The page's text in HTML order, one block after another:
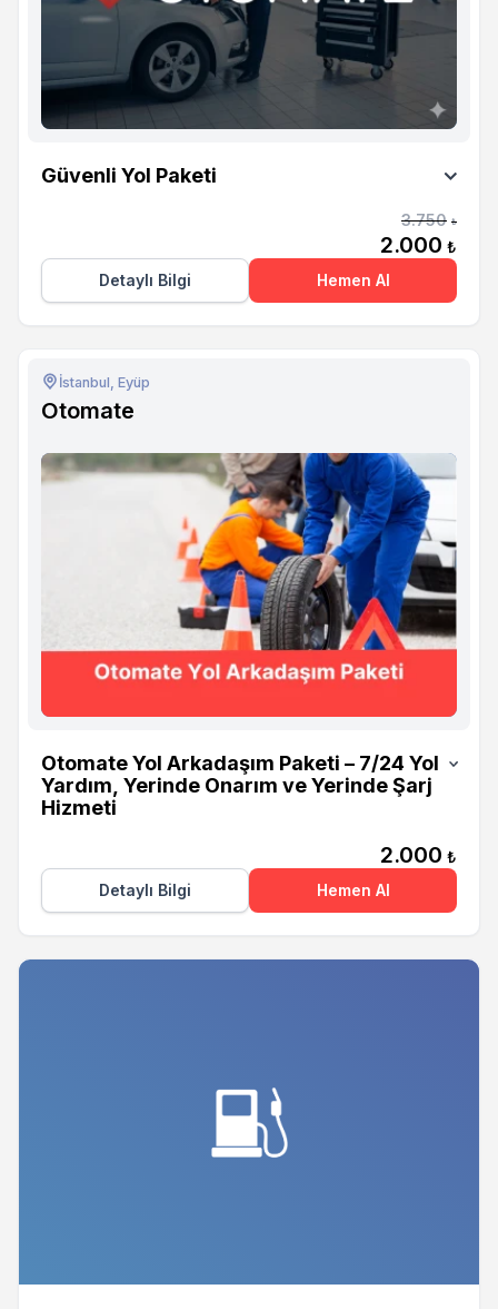
Güvenli Yol Paketi
3.750 ₺
2.000 ₺
Detaylı Bilgi
Hemen Al
İstanbul, Eyüp
Otomate
Otomate Yol Arkadaşım Paketi – 7/24 Yol
Yardım, Yerinde Onarım ve Yerinde Şarj
Hizmeti
2.000 ₺
Detaylı Bilgi
Hemen Al